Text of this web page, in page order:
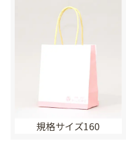
規格サイズ160